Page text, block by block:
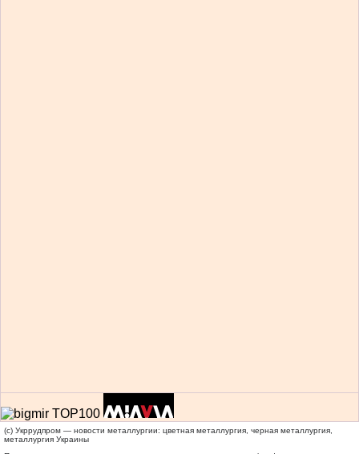
(c) Укррудпром — новости металлургии: цветная металлургия, черная металлургия,
металлургия Украины